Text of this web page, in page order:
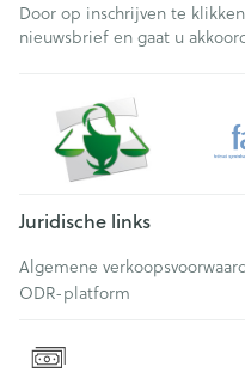
Door op inschrijven te
nieuwsbrief en gaat u
Juridische links
Algemene
ODR-platform